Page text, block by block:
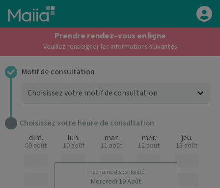
Aller au contenu principal
Prendre rendez-vous en ligne
Veuillez renseigner les informations suivantes
Motif de consultation
Choisissez votre motif de consultation
Choisissez votre heure de consultation
Prochaine disponibilité
Mercredi 19 Août
dim.
09 août
lun.
10 août
mar.
11 août
mer.
12 août
jeu.
13 août